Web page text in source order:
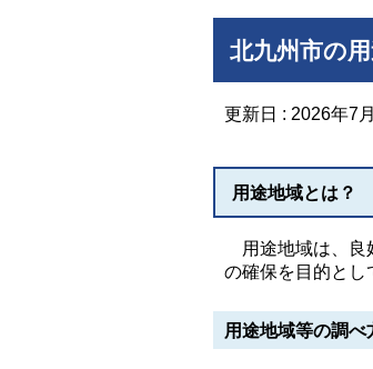
北九州市の
更新日 : 2026年7
用途地域とは？
用途地域は、良
の確保を目的とし
用途地域等の調べ